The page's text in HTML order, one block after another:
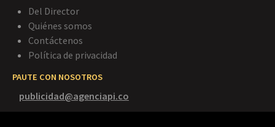
Del Director
Quiénes somos
Contáctenos
Política de privacidad
PAUTE CON NOSOTROS
publicidad@agenciapi.co